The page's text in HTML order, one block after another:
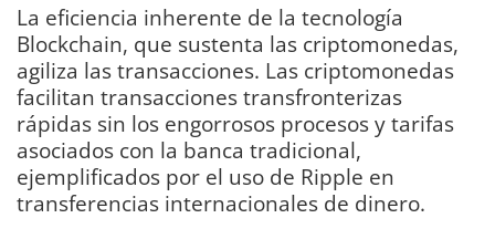
La eficiencia inherente de la tecnología
Blockchain, que sustenta las criptomonedas,
agiliza las transacciones. Las criptomonedas
facilitan transacciones transfronterizas
rápidas sin los engorrosos procesos y tarifas
asociados con la banca tradicional,
ejemplificados por el uso de Ripple en
transferencias internacionales de dinero.